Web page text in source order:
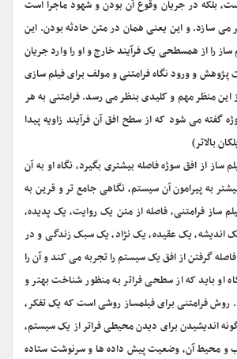
بلکه در جریان وقوع آن بودن و شهود ماجرا است
می سازد. و این یعنی همان در متن حادثه بودن. این
را از همسطحی یک فرآیند خارج و او را وارد جریان
و ورود نگاه فرامتنی و مولف برای فیلم سازی
این منظر مهم و کلیدی بنظر می رسد. فرامتنی به هر
گفته می شود که از سطح افق آن فرآیند زاویه پیدا
بالاتر)
ساز از افق سوژه فاصله بیشتری بگیرد، نگاه او به آن
به پیرامون آن سیستم، نگاهی جامع تر و قرین به
ساز فرامتنی، فاصله از متن یک روایت، یک پدیده،
اندیشه، یک عقیده، یک نژاد، یک سبک زندگی و در
گرفتن از افق یک سیستم را تجربه می کند و آن را
او باید که از سطحی فراتر به منظور شناخت بهتر و
روش فرامتنی برای فیلمساز روشی است که یک تفکر،
اندیشیدن برای دیدن محیطی فراتر از یک سیستم،
و محیط آن، وضعیت پیش داده ها و سرنوشت ستاده